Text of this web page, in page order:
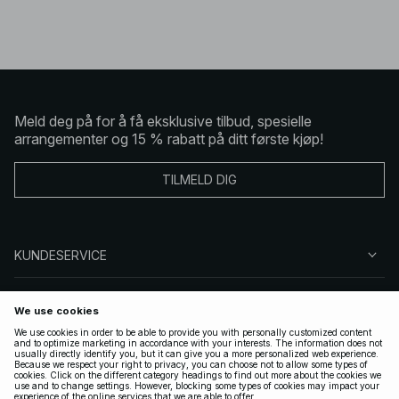
Meld deg på for å få eksklusive tilbud, spesielle
arrangementer og 15 % rabatt på ditt første kjøp!
TILMELD DIG
KUNDESERVICE
FØLG OSS
LOVLIG